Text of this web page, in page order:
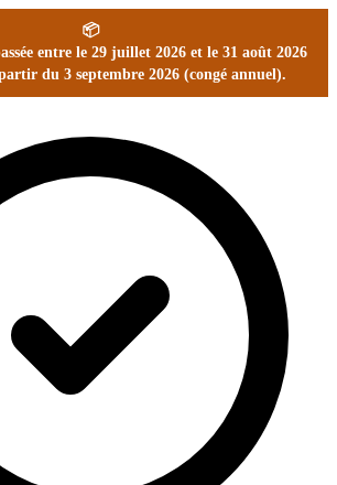
📦
entre le 29 juillet 2026 et le 31 août 2026
du 3 septembre 2026 (congé annuel).